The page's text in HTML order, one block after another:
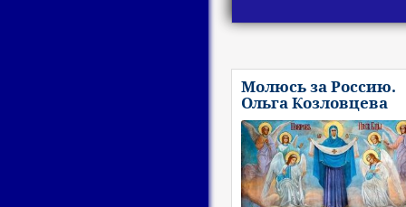
Молюсь за Россию.
Ольга Козловцева